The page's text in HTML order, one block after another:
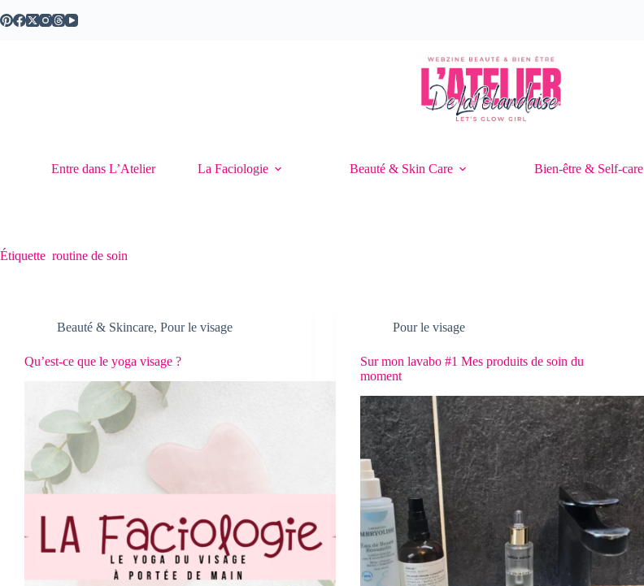
au
Entre dans L’Atelier La Faciologie Beauté & Skin Care Bien-être & Self-care
Étiquette routine de soin
Beauté & Skincare, Pour le visage
Qu’est-ce que le yoga visage ?
Pour le visage
Sur mon lavabo #1 Mes produits de soin du
moment